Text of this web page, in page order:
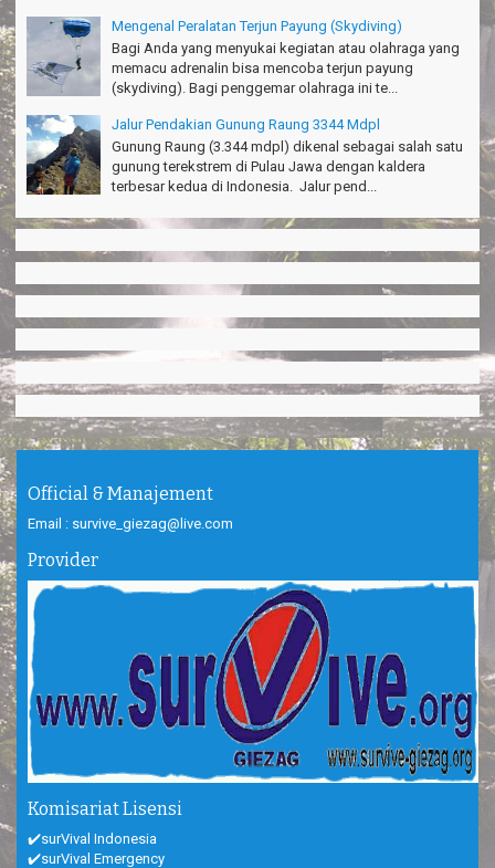
Mengenal Peralatan Terjun Payung (Skydiving)
Bagi Anda yang menyukai kegiatan atau olahraga yang
memacu adrenalin bisa mencoba terjun payung
(skydiving). Bagi penggemar olahraga ini te...
Jalur Pendakian Gunung Raung 3344 Mdpl
Gunung Raung (3.344 mdpl) dikenal sebagai salah satu
gunung terekstrem di Pulau Jawa dengan kaldera
terbesar kedua di Indonesia. Jalur pend...
Official & Manajement
Email : survive_giezag@live.com
Provider
Komisariat Lisensi
✔️surVival Indonesia
✔️surVival Emergency